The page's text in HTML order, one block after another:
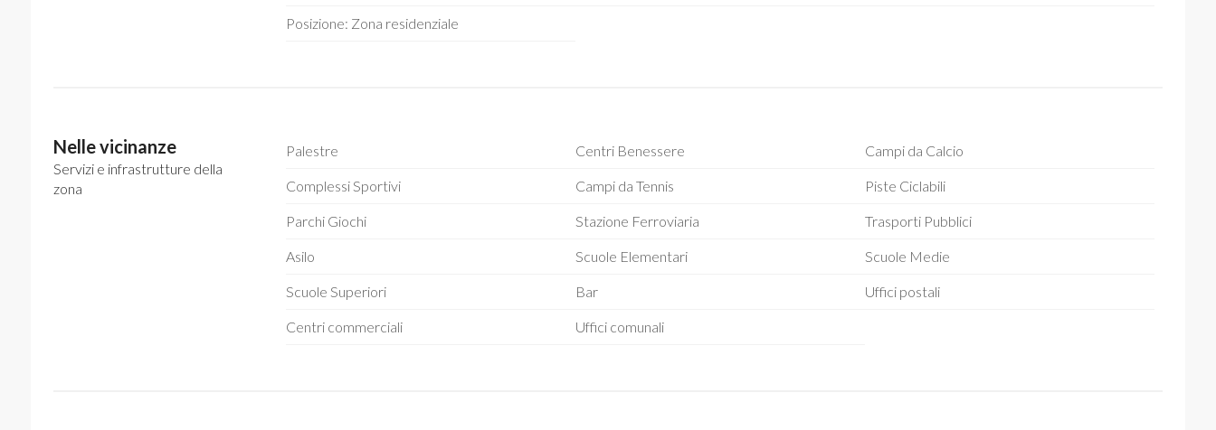
Posizione: Zona residenziale
Nelle vicinanze
Servizi e infrastrutture della
zona
Palestre Centri Benessere Campi da Calcio
Complessi Sportivi Campi da Tennis Piste Ciclabili
Parchi Giochi Stazione Ferroviaria Trasporti Pubblici
Asilo Scuole Elementari Scuole Medie
Scuole Superiori Bar Uffici postali
Centri commerciali Uffici comunali